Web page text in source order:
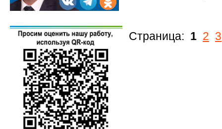
Страница: 1 2 3